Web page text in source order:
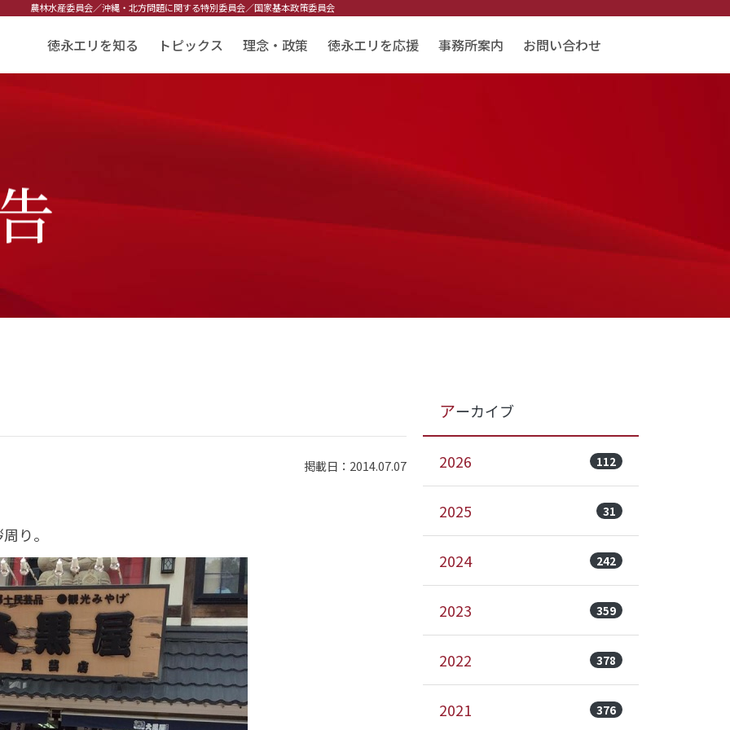
農林水産委員会／沖縄・北方問題に関する特別委員会／国家基本政策委員会
徳永エリを知る トピックス 理念・政策 徳永エリを応援 事務所案内 お問い合わせ
掲載日：2014.07.07
り。
アーカイブ
2026 112
2025 31
2024 242
2023 359
2022 378
2021 376